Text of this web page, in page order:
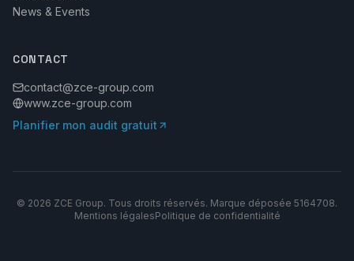
News & Events
CONTACT
contact@zce-group.com
www.zce-group.com
Planifier mon audit gratuit
© 2026 ZCE Group. Tous droits réservés. Marque déposée 5164708.
Mentions légalesPolitique de confidentialité